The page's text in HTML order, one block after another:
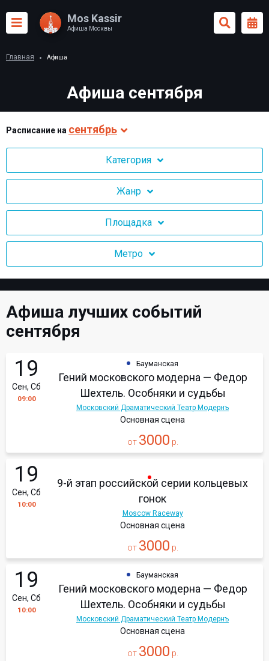
Mos Kassir
Афиша Москвы
Главная Афиша
Афиша сентября
Раcписание на сентябрь
Категория
Жанр
Площадка
Метро
Афиша лучших событий
сентября
19
Сен, Сб
09:00
Бауманская
Гений московского модерна — Федор
Шехтель. Особняки и судьбы
Московский Драматический Театр Модернъ
Основная сцена
от 3000 р.
19
Сен, Сб
10:00
9-й этап российской серии кольцевых
гонок
Moscow Raceway
Основная сцена
от 3000 р.
19
Сен, Сб
10:00
Бауманская
Гений московского модерна — Федор
Шехтель. Особняки и судьбы
Московский Драматический Театр Модернъ
Основная сцена
от 3000 р.